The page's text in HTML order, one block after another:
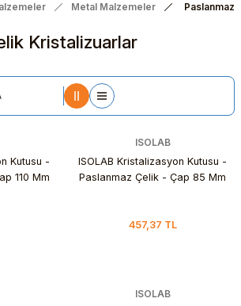
Metal Malzemeler Paslanmaz
Kristalizuarlar
Kutusu -
110 Mm
ISOLAB
ISOLAB Kristalizasyon Kutusu -
Paslanmaz Çelik - Çap 85 Mm
457,37 TL
ISOLAB